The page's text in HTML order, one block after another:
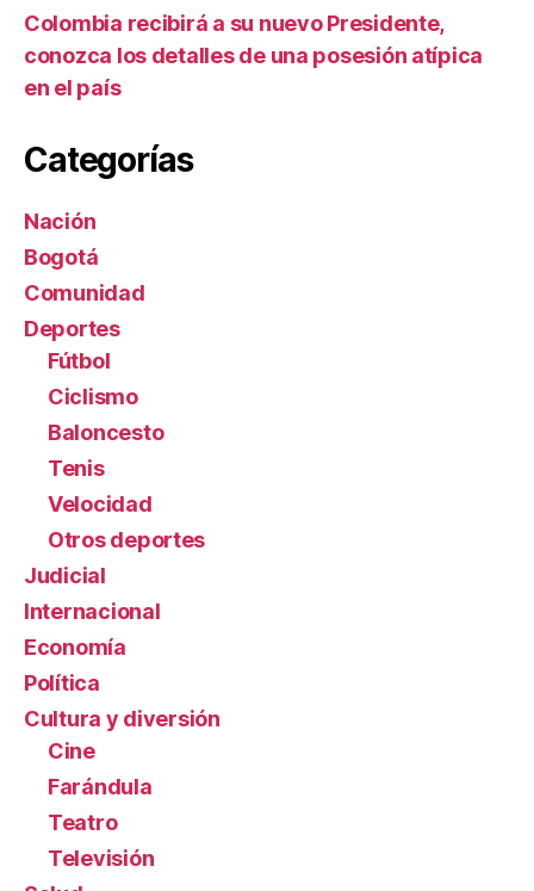
Colombia recibirá a su nuevo Presidente,
conozca los detalles de una posesión atípica
en el país
Categorías
Nación
Bogotá
Comunidad
Deportes
Fútbol
Ciclismo
Baloncesto
Tenis
Velocidad
Otros deportes
Judicial
Internacional
Economía
Política
Cultura y diversión
Cine
Farándula
Teatro
Televisión